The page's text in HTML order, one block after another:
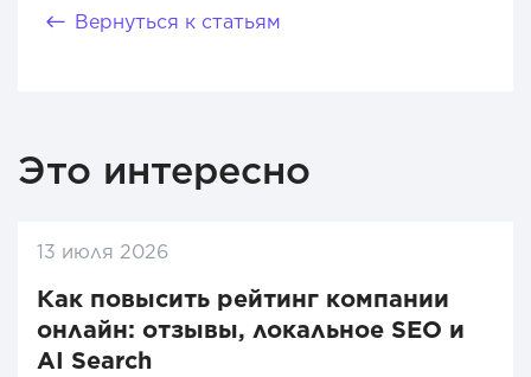
Вернуться к статьям
Это интересно
13 июля 2026
Как повысить рейтинг компании
онлайн: отзывы, локальное SEO и
AI Search